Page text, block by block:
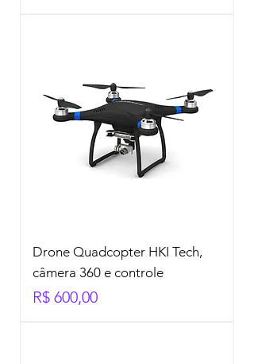
Drone Quadcopter HKI Tech,
câmera 360 e controle
Preço
R$ 600,00